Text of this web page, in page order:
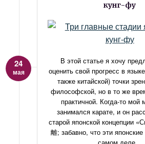
кунг-фу
24
мая
В этой статье я хочу
оценить свой прогресс в
также китайской) точки
философской, но в то же
практичной. Когда-то мой
занимался карате, и он
старой японской концепции
離; забавно, что эти